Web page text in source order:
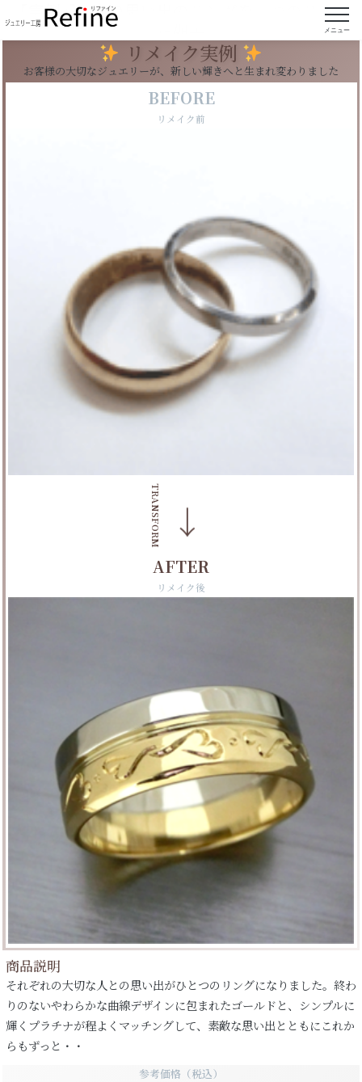
メニュー
【実例4】2本の思い出のリングを一つのリング
リメイク実例
お客様の大切なジュエリーが、新しい輝きへと生まれ変わりました
BEFORE
リメイク前
→
TRANSFORM
AFTER
リメイク後
商品説明
それぞれの大切な人との思い出がひとつのリングになりました。終わ
りのないやわらかな曲線デザインに包まれたゴールドと、シンプルに
輝くプラチナが程よくマッチングして、素敵な思い出とともにこれか
らもずっと・・
参考価格（税込）